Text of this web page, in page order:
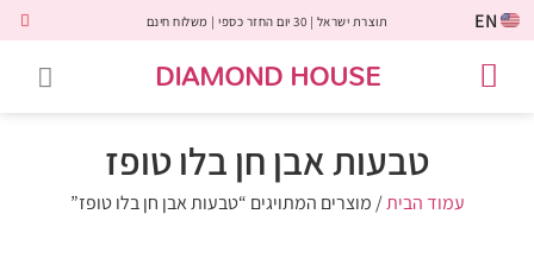
EN תוצרת ישראל | 30 יום החזר כספי | משלוח חינם
DIAMOND HOUSE
טבעות אבן חן בלו טופז
עמוד הבית/ מוצרים המתויגים “טבעות אבן חן בלו טופז”